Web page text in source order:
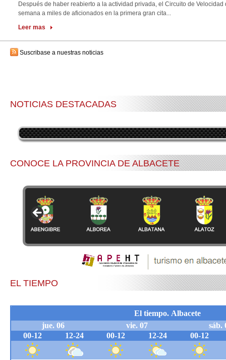
Después de haber reabierto a la actividad privada, el Circuito de Velocidad
semana a miles de aficionados en la primera gran cita...
Leer mas
Suscribase a nuestras noticias
NOTICIAS DESTACADAS
CONOCE LA PROVINCIA DE ALBACETE
EL TIEMPO